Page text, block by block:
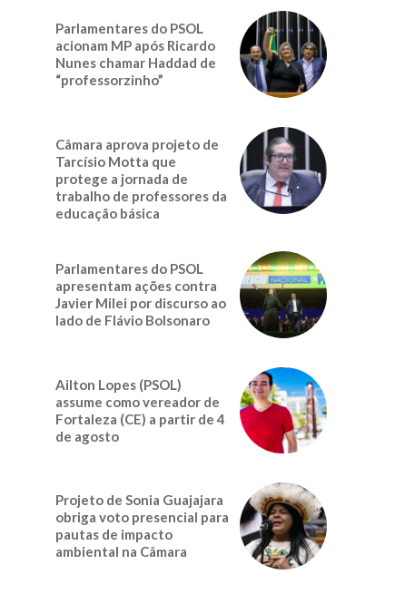
Parlamentares do PSOL
acionam MP após Ricardo
Nunes chamar Haddad de
“professorzinho”
Câmara aprova projeto de
Tarcísio Motta que
protege a jornada de
trabalho de professores da
educação básica
Parlamentares do PSOL
apresentam ações contra
Javier Milei por discurso ao
lado de Flávio Bolsonaro
Ailton Lopes (PSOL)
assume como vereador de
Fortaleza (CE) a partir de 4
de agosto
Projeto de Sonia Guajajara
obriga voto presencial para
pautas de impacto
ambiental na Câmara